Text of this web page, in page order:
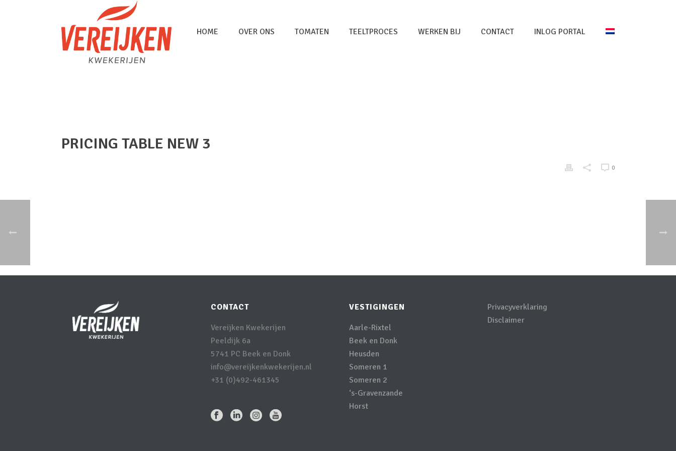
HOME OVER ONS TOMATEN TEELTPROCES WERKEN BIJ CONTACT INLOG PORTAL
PRICING TABLE NEW 3
0
CONTACT
Vereijken Kwekerijen
Peeldijk 6a
5741 PC Beek en Donk
info@vereijkenkwekerijen.nl
+31 (0)492-461345
VESTIGINGEN
Aarle-Rixtel
Beek en Donk
Heusden
Someren 1
Someren 2
‘s-Gravenzande
Horst
Privacyverklaring
Disclaimer